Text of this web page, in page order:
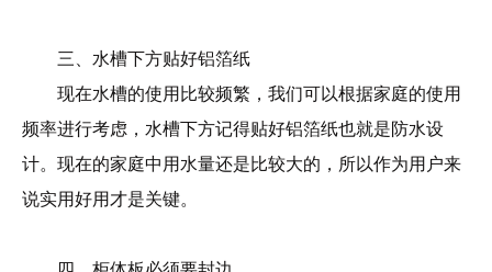
三、水槽下方贴好铝箔纸
现在水槽的使用比较频繁，我们可以根据家庭的使用
频率进行考虑，水槽下方记得贴好铝箔纸也就是防水设
计。现在的家庭中用水量还是比较大的，所以作为用户来
说实用好用才是关键。